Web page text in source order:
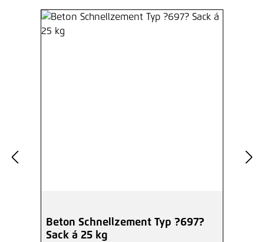
Beton Schnellzement Typ ?697?
Sack á 25 kg